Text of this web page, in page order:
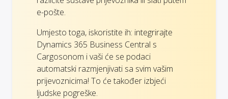
e-pošte.
Umjesto toga, iskoristite ih: integrirajte
Dynamics 365 Business Central s
Cargosonom i vaši će se podaci
automatski razmjenjivati sa svim vašim
prijevoznicima! To će također izbjeći
ljudske pogreške.